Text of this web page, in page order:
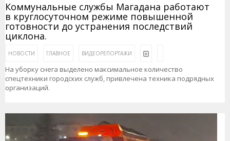
Коммунальные службы Магадана работают
в круглосуточном режиме повышенной
готовности до устранения последствий
циклона.
НОВОСТИ ГЛАВНОЕ ВИДЕОРЕПОРТАЖИ
На уборку снега выделено максимальное количество
спецтехники городских служб, привлечена техника подрядных
организаций.